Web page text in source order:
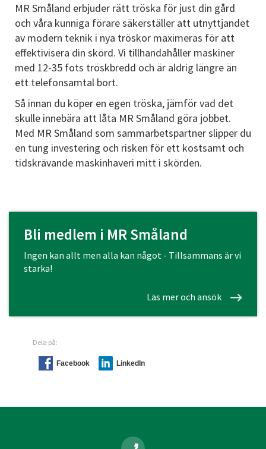
MR Småland erbjuder rätt tröska för just din gård
och våra kunniga förare säkerställer att utnyttjandet
av modern teknik i nya tröskor maximeras för att
effektivisera din skörd. Vi tillhandahåller maskiner
med 12-35 fots tröskbredd och är aldrig längre än
ett telefonsamtal bort.
Så innan du köper en egen tröska, jämför vad det
skulle innebära att låta MR Småland göra jobbet.
Med MR Småland som sammarbetspartner slipper du
en tung investering och risken för ett kostsamt och
tidskrävande maskinhaveri mitt i skörden.
Bli medlem i MR Småland
Ingen kan allt men alla kan något - Tillsammans är vi
starka!
Läs mer och ansök
Dela på:
Facebook LinkedIn